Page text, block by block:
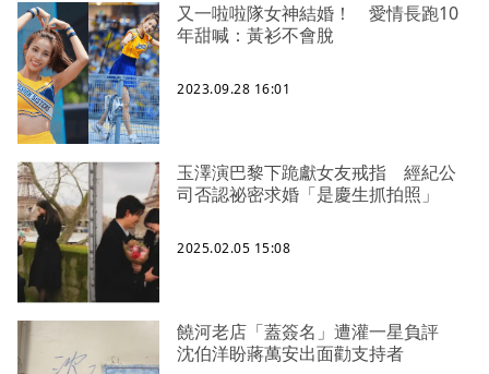
又一啦啦隊女神結婚！ 愛情長跑10
年甜喊：黃衫不會脫
2023.09.28 16:01
玉澤演巴黎下跪獻女友戒指 經紀公
司否認祕密求婚「是慶生抓拍照」
2025.02.05 15:08
饒河老店「蓋簽名」遭灌一星負評
沈伯洋盼蔣萬安出面勸支持者